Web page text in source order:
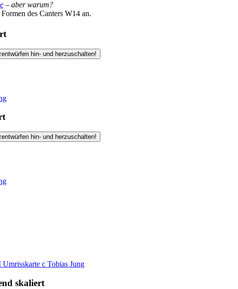
– aber warum?
des Canters W14 an.
hin- und herzuschalten!
hin- und herzuschalten!
Umrisskarte c Tobias Jung
skaliert